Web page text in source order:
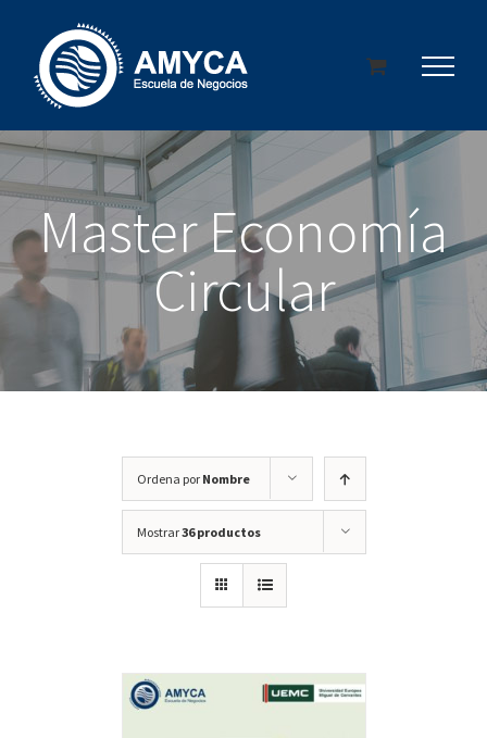
contenido
Master Economía
Circular
Ordena por Nombre
Mostrar36 productos